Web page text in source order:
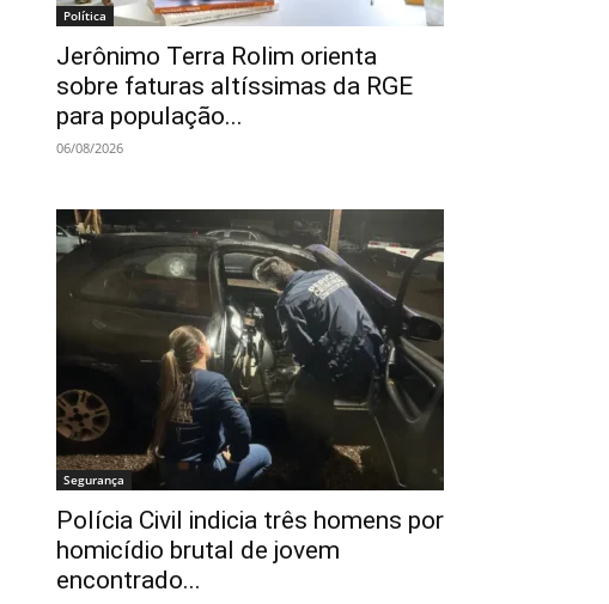
Política
Jerônimo Terra Rolim orienta
sobre faturas altíssimas da RGE
para população...
06/08/2026
Segurança
Polícia Civil indicia três homens por
homicídio brutal de jovem
encontrado...